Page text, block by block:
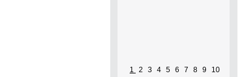
1 2 3 4 5 6 7 8 9 10